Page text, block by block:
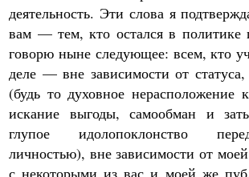
деятельность. Эти слова я
вам — тем, кто остался в политике
говорю ныне следующее: всем, кто
деле — вне зависимости от
(будь то духовное нерасположение
искание выгоды, самообман и
глупое идолопоклонство
личностью), вне зависимости от
с некоторыми из вас и моей же